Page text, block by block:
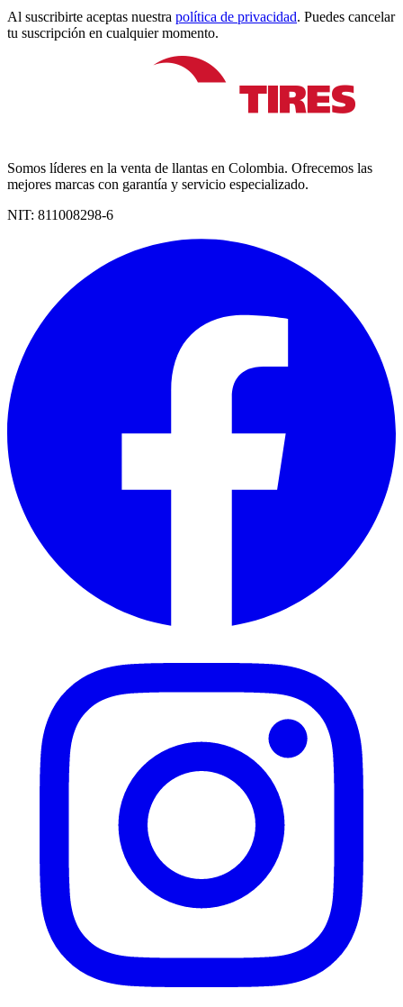
Al suscribirte aceptas nuestra política de privacidad. Puedes cancelar
tu suscripción en cualquier momento.
Somos líderes en la venta de llantas en Colombia. Ofrecemos las
mejores marcas con garantía y servicio especializado.
NIT: 811008298-6